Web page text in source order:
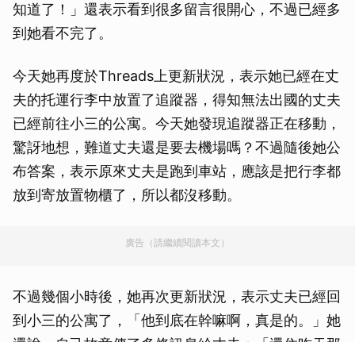
知道了！」還表示看到很多留言很開心，不過已經多
到她看不完了。
今天她再度於Threads上更新狀況，表示她已經在丈
夫的托運行李中放置了追蹤器，得知無法出國的丈夫
已經前往小三的公寓。今天她發現追蹤器正在移動，
驚訝地想，難道丈夫還是要去機場嗎？不過隨後她公
布答案，表示原來丈夫是跑到車站，應該是把行李都
放到寄放置物櫃了，所以都沒移動。
廣告（請繼續閱讀本文）
不過幾個小時後，她再次更新狀況，表示丈夫已經回
到小三的公寓了，「他到底在幹嘛啊，真是的。」她